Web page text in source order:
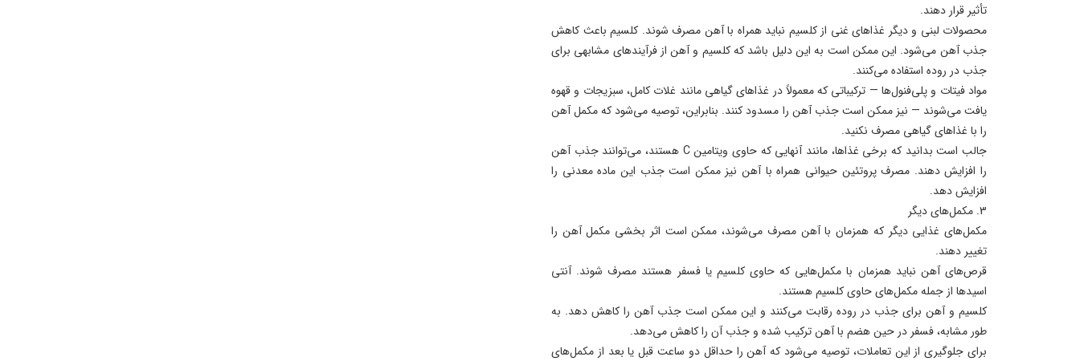
تأثیر قرار دهند.
محصولات لبنی و دیگر غذاهای غنی از کلسیم نباید همراه با آهن مصرف شوند. کلسیم باعث کاهش
جذب آهن می‌شود. این ممکن است به این دلیل باشد که کلسیم و آهن از فرآیندهای مشابهی برای
جذب در روده استفاده می‌کنند.
مواد فیتات و پلی‌فنول‌ها — ترکیباتی که معمولاً در غذاهای گیاهی مانند غلات کامل، سبزیجات و قهوه
یافت می‌شوند — نیز ممکن است جذب آهن را مسدود کنند. بنابراین، توصیه می‌شود که مکمل آهن
را با غذاهای گیاهی مصرف نکنید.
جالب است بدانید که برخی غذاها، مانند آنهایی که حاوی ویتامین C هستند، می‌توانند جذب آهن
را افزایش دهند. مصرف پروتئین حیوانی همراه با آهن نیز ممکن است جذب این ماده معدنی را
افزایش دهد.
3. مکمل‌های دیگر
مکمل‌های غذایی دیگر که همزمان با آهن مصرف می‌شوند، ممکن است اثر بخشی مکمل آهن را
تغییر دهند.
قرص‌های آهن نباید همزمان با مکمل‌هایی که حاوی کلسیم یا فسفر هستند مصرف شوند. آنتی
‌اسیدها از جمله مکمل‌های حاوی کلسیم هستند.
کلسیم و آهن برای جذب در روده رقابت می‌کنند و این ممکن است جذب آهن را کاهش دهد. به
طور مشابه، فسفر در حین هضم با آهن ترکیب شده و جذب آن را کاهش می‌دهد.
برای جلوگیری از این تعاملات، توصیه می‌شود که آهن را حداقل دو ساعت قبل یا بعد از مکمل‌های